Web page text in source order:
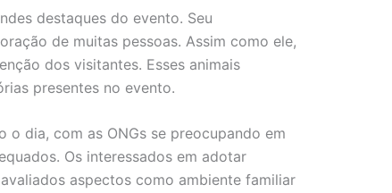
destaques do evento. Seu
de muitas pessoas. Assim como ele,
dos visitantes. Esses animais
presentes no evento.
dia, com as ONGs se preocupando em
Os interessados em adotar
aspectos como ambiente familiar